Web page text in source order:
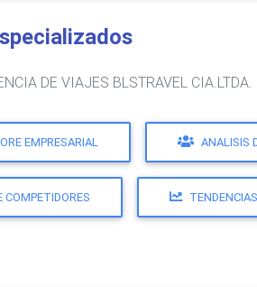
DE VIAJES BLSTRAVEL CIA.LTDA.
EMPRESARIAL ANALISIS
COMPETIDORES